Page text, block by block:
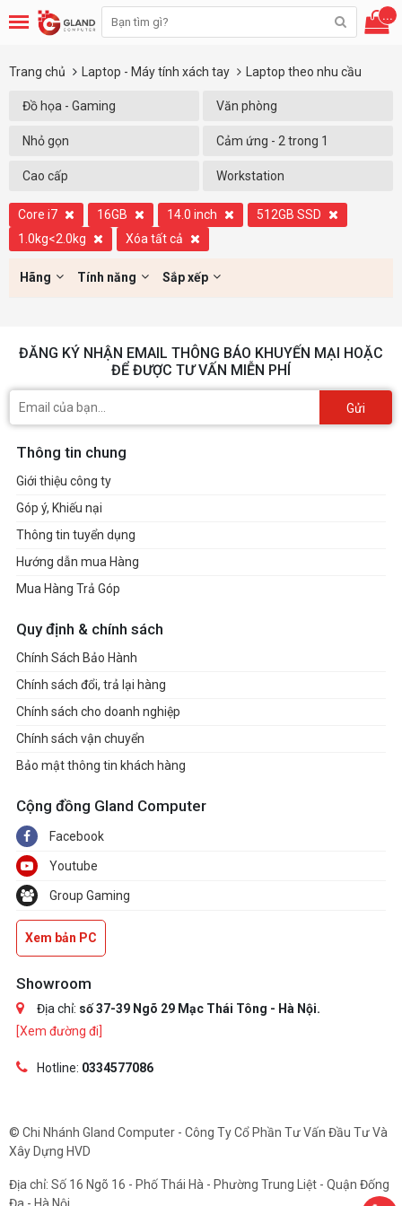
...
Trang chủ Laptop - Máy tính xách tay Laptop theo nhu cầu
Đồ họa - Gaming Văn phòng
Nhỏ gọn Cảm ứng - 2 trong 1
Cao cấp Workstation
Core i7 16GB 14.0 inch
512GB SSD
1.0kg<2.0kg
Xóa tất cả
Hãng Tính năng Sắp xếp
ĐĂNG KÝ NHẬN EMAIL THÔNG BÁO KHUYẾN MẠI HOẶC
ĐỂ ĐƯỢC TƯ VẤN MIỄN PHÍ
Gửi
Thông tin chung
Giới thiệu công ty
Góp ý, Khiếu nại
Thông tin tuyển dụng
Hướng dẫn mua Hàng
Mua Hàng Trả Góp
Quy định & chính sách
Chính Sách Bảo Hành
Chính sách đổi, trả lại hàng
Chính sách cho doanh nghiệp
Chính sách vận chuyển
Bảo mật thông tin khách hàng
Cộng đồng Gland Computer
Facebook
Youtube
Group Gaming
Xem bản PC
Showroom
Địa chỉ: số 37-39 Ngõ 29 Mạc Thái Tông - Hà Nội.
[Xem đường đi]
Hotline: 0334577086
© Chi Nhánh Gland Computer - Công Ty Cổ Phần Tư Vấn Đầu Tư Và
Xây Dựng HVD
Địa chỉ: Số 16 Ngõ 16 - Phố Thái Hà - Phường Trung Liệt - Quận Đống